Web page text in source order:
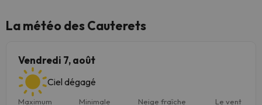
La météo des Cauterets
Vendredi 7, août
Ciel dégagé
Maximum Minimale Neige fraîche Le vent